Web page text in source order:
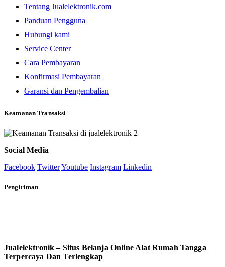
Tentang Jualelektronik.com
Panduan Pengguna
Hubungi kami
Service Center
Cara Pembayaran
Konfirmasi Pembayaran
Garansi dan Pengembalian
Keamanan Transaksi
Social Media
Facebook TwitterYoutube Instagram Linkedin
Pengiriman
Jualelektronik – Situs Belanja Online Alat Rumah Tangga
Terpercaya Dan Terlengkap